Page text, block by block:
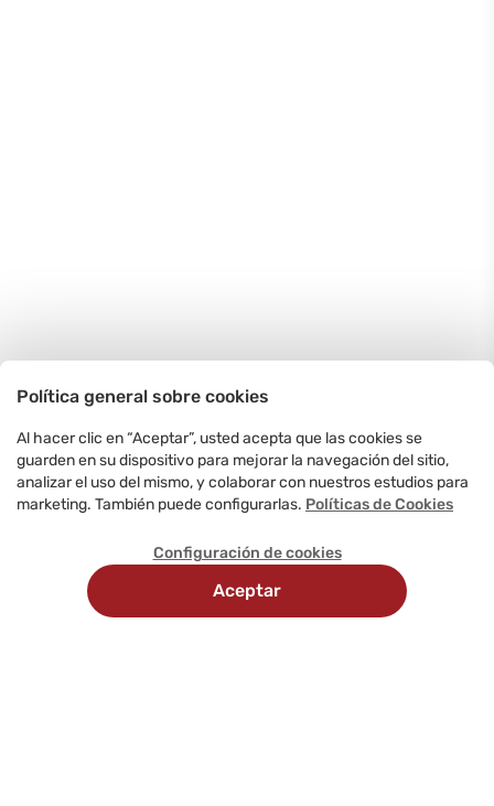
Política general sobre cookies
Al hacer clic en “Aceptar”, usted acepta que las cookies se
guarden en su dispositivo para mejorar la navegación del sitio,
analizar el uso del mismo, y colaborar con nuestros estudios para
marketing. También puede configurarlas. Políticas de Cookies
Configuración de cookies
Aceptar